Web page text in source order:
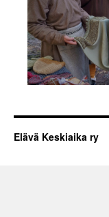
Elävä Keskiaika ry